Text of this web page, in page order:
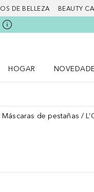
DE BELLEZA BEAUTY
HOGAR
Máscaras de pestañas